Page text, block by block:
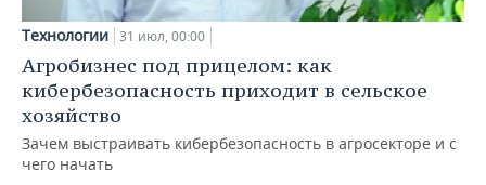
Технологии 31 июл, 00:00
Агробизнес под прицелом: как
кибербезопасность приходит в сельское
хозяйство
Зачем выстраивать кибербезопасность в агросекторе и с
чего начать